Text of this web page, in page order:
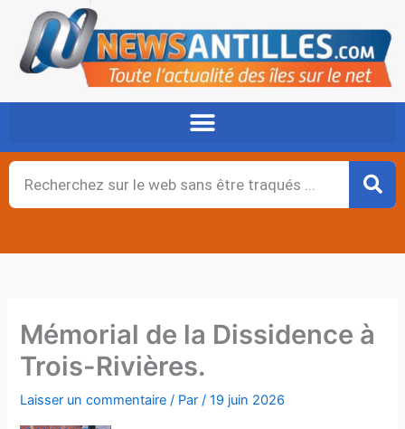
contenu
Rechercher
Mémorial de la Dissidence à
Trois-Rivières.
Laisser un commentaire / Par/19 juin 2026